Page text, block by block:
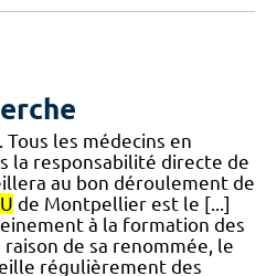
. Tous les médecins en
la responsabilité directe de
au bon déroulement de
de Montpellier est le [...]
à la formation des
de sa renommée, le
régulièrement des